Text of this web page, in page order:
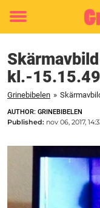
Toggle
kl.-15.15.49
Grinebibelen »
AUTHOR: GRINEBIBELEN
Published: nov 06, 2017,